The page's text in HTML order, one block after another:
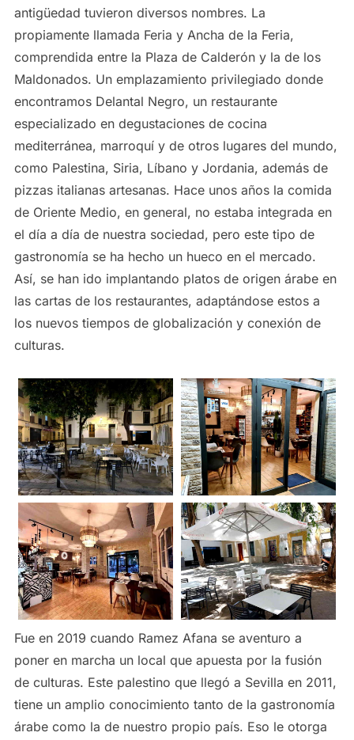
antigüedad tuvieron diversos nombres. La
propiamente llamada Feria y Ancha de la Feria,
comprendida entre la Plaza de Calderón y la de los
Maldonados. Un emplazamiento privilegiado donde
encontramos Delantal Negro, un restaurante
especializado en degustaciones de cocina
mediterránea, marroquí y de otros lugares del mundo,
como Palestina, Siria, Líbano y Jordania, además de
pizzas italianas artesanas. Hace unos años la comida
de Oriente Medio, en general, no estaba integrada en
el día a día de nuestra sociedad, pero este tipo de
gastronomía se ha hecho un hueco en el mercado.
Así, se han ido implantando platos de origen árabe en
las cartas de los restaurantes, adaptándose estos a
los nuevos tiempos de globalización y conexión de
culturas.
Fue en 2019 cuando Ramez Afana se aventuro a
poner en marcha un local que apuesta por la fusión
de culturas. Este palestino que llegó a Sevilla en 2011,
tiene un amplio conocimiento tanto de la gastronomía
árabe como la de nuestro propio país. Eso le otorga